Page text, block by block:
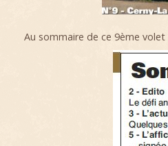
Au sommaire de ce 9ème volet